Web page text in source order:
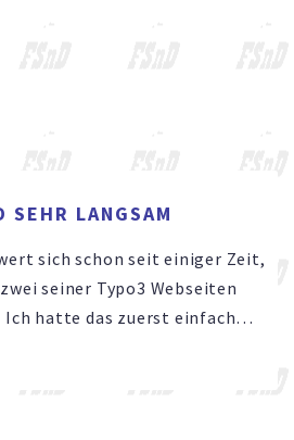
SEHR LANGSAM
sich schon seit einiger Zeit,
seiner Typo3 Webseiten
hatte das zuerst einfach
können – Es sei denn irgend